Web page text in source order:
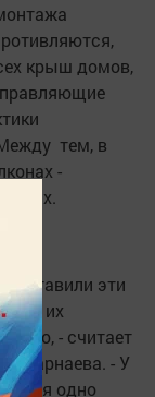
крыш домов,
тем, в
-
эти
их
- считает
Тарнаева. - У
одно